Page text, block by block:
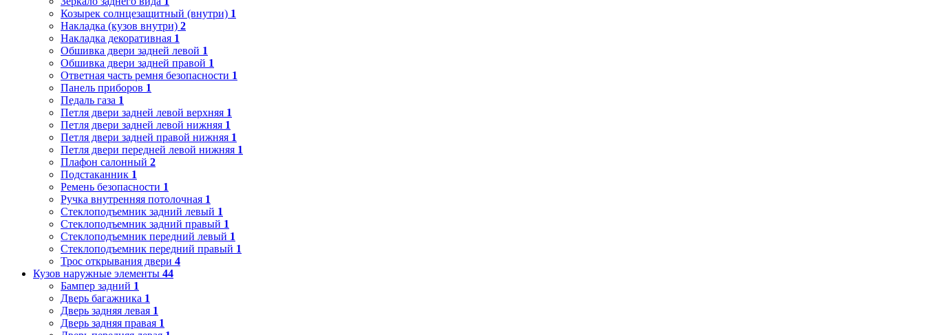
Козырек солнцезащитный (внутри) 1
Накладка (кузов внутри) 2
Накладка декоративная 1
Обшивка двери задней левой 1
Обшивка двери задней правой 1
Ответная часть ремня безопасности 1
Панель приборов 1
Педаль газа 1
Петля двери задней левой верхняя 1
Петля двери задней левой нижняя 1
Петля двери задней правой нижняя 1
Петля двери передней левой нижняя 1
Плафон салонный 2
Подстаканник 1
Ремень безопасности 1
Ручка внутренняя потолочная 1
Стеклоподъемник задний левый 1
Стеклоподъемник задний правый 1
Стеклоподъемник передний левый 1
Стеклоподъемник передний правый 1
Трос открывания двери 4
Кузов наружные элементы 44
Бампер задний 1
Дверь багажника 1
Дверь задняя левая 1
Дверь задняя правая 1